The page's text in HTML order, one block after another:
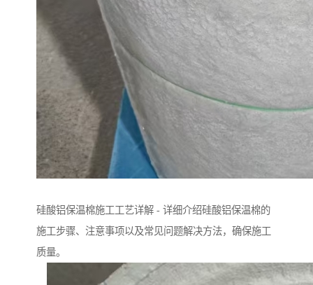
硅酸铝保温棉施工工艺详解 - 详细介绍硅酸铝保温棉的
施工步骤、注意事项以及常见问题解决方法，确保施工
质量。